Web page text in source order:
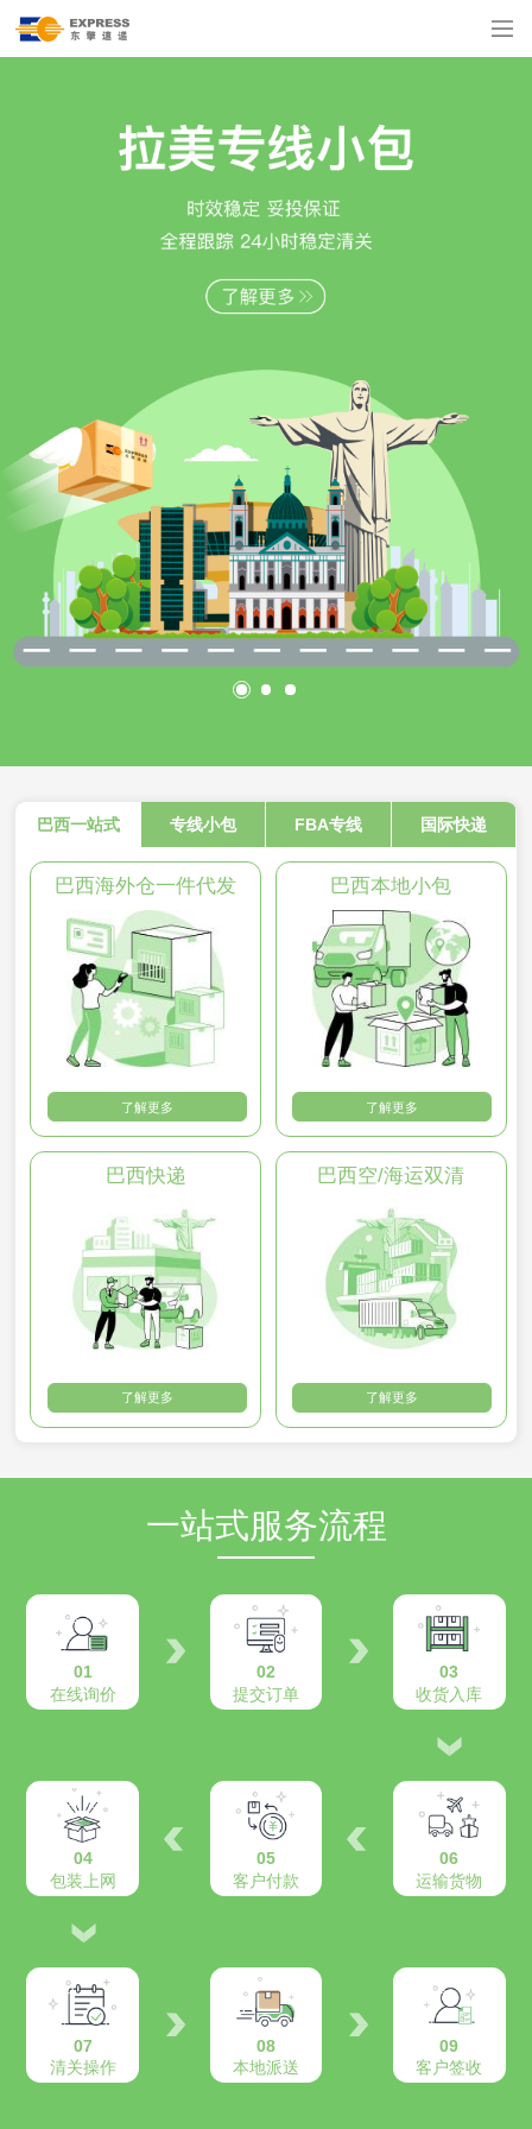
巴西一站式 专线小包 FBA专线 国际快递
巴西海外仓一件代发
了解更多
巴西本地小包
了解更多
巴西快递
了解更多
巴西空/海运双清
了解更多
一站式服务流程
01
在线询价
02
提交订单
03
收货入库
04
包装上网
05
客户付款
06
运输货物
07
清关操作
08
本地派送
09
客户签收